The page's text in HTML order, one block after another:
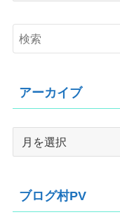
アーカイブ
ブ
ブログ村PV